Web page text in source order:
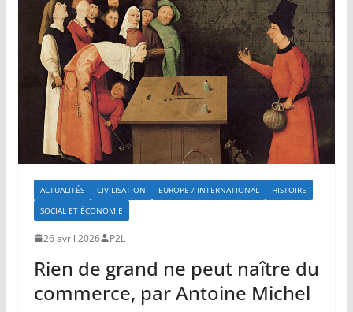
ACTUALITÉS CIVILISATION EUROPE / INTERNATIONAL
HISTOIRE
SOCIAL ET ÉCONOMIE
26 avril 2026 P2L
Rien de grand ne peut naître du
commerce, par Antoine Michel